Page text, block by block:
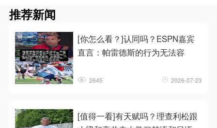
推荐新闻
[你怎么看？]认同吗？ESPN嘉宾
直言：帕雷德斯的行为无法容
2645 2026-07-23
[值得一看]有天赋吗？理查利松跟